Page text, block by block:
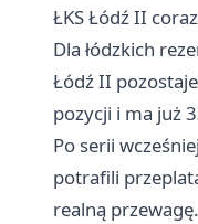
ŁKS Łódź II
Dla łódzkich
Łódź II
pozycji i ma już
Po serii
potrafili
realną